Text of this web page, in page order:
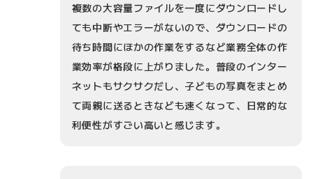
複数の大容量ファイルを一度にダウンロードし
ても中断やエラーがないので、ダウンロードの
待ち時間にほかの作業をするなど業務全体の作
業効率が格段に上がりました。普段のインター
ネットもサクサクだし、子どもの写真をまとめ
て両親に送るときなども速くなって、日常的な
利便性がすごい高いと感じます。